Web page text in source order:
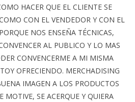
HACER QUE EL CLIENTE SE
CON EL VENDEDOR Y CON EL
NOS ENSEÑA TÉCNICAS,
AL PUBLICO Y LO MAS
CONVENCERME A MI MISMA
OFRECIENDO. MERCHADISING
IMAGEN A LOS PRODUCTOS
MOTIVE, SE ACERQUE Y QUIERA